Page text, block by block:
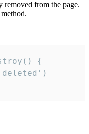
removed from the page.
{